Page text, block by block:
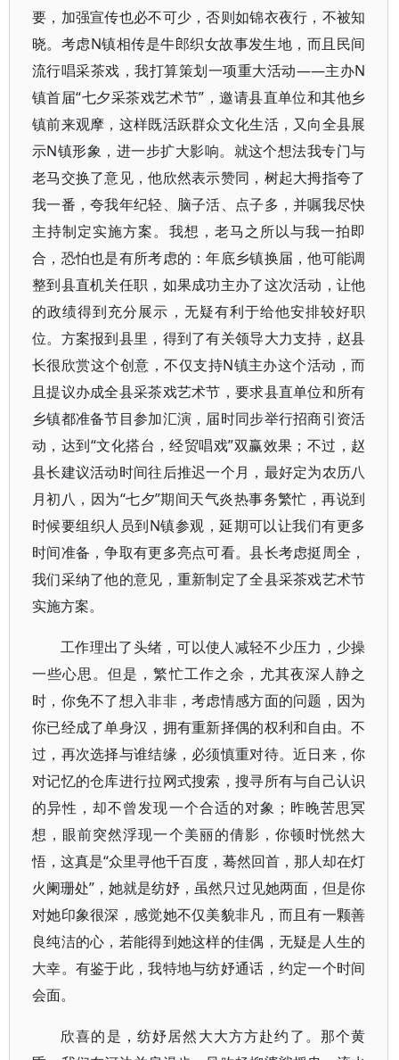
要，加强宣传也必不可少，否则如锦衣夜行，不被知
晓。考虑N镇相传是牛郎织女故事发生地，而且民间
流行唱采茶戏，我打算策划一项重大活动——主办N
镇首届“七夕采茶戏艺术节”，邀请县直单位和其他乡
镇前来观摩，这样既活跃群众文化生活，又向全县展
示N镇形象，进一步扩大影响。就这个想法我专门与
老马交换了意见，他欣然表示赞同，树起大拇指夸了
我一番，夸我年纪轻、脑子活、点子多，并嘱我尽快
主持制定实施方案。我想，老马之所以与我一拍即
合，恐怕也是有所考虑的：年底乡镇换届，他可能调
整到县直机关任职，如果成功主办了这次活动，让他
的政绩得到充分展示，无疑有利于给他安排较好职
位。方案报到县里，得到了有关领导大力支持，赵县
长很欣赏这个创意，不仅支持N镇主办这个活动，而
且提议办成全县采茶戏艺术节，要求县直单位和所有
乡镇都准备节目参加汇演，届时同步举行招商引资活
动，达到“文化搭台，经贸唱戏”双赢效果；不过，赵
县长建议活动时间往后推迟一个月，最好定为农历八
月初八，因为“七夕”期间天气炎热事务繁忙，再说到
时候要组织人员到N镇参观，延期可以让我们有更多
时间准备，争取有更多亮点可看。县长考虑挺周全，
我们采纳了他的意见，重新制定了全县采茶戏艺术节
实施方案。
工作理出了头绪，可以使人减轻不少压力，少操
一些心思。但是，繁忙工作之余，尤其夜深人静之
时，你免不了想入非非，考虑情感方面的问题，因为
你已经成了单身汉，拥有重新择偶的权利和自由。不
过，再次选择与谁结缘，必须慎重对待。近日来，你
对记忆的仓库进行拉网式搜索，搜寻所有与自己认识
的异性，却不曾发现一个合适的对象；昨晚苦思冥
想，眼前突然浮现一个美丽的倩影，你顿时恍然大
悟，这真是“众里寻他千百度，蓦然回首，那人却在灯
火阑珊处”，她就是纺妤，虽然只过见她两面，但是你
对她印象很深，感觉她不仅美貌非凡，而且有一颗善
良纯洁的心，若能得到她这样的佳偶，无疑是人生的
大幸。有鉴于此，我特地与纺妤通话，约定一个时间
会面。
欣喜的是，纺妤居然大大方方赴约了。那个黄